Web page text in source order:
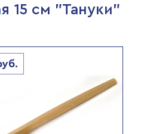
15 см "Тануки"